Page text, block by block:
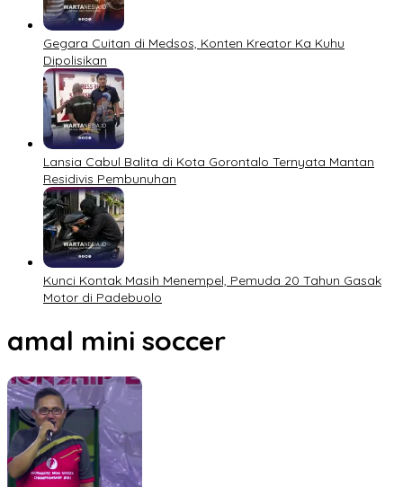
Gegara Cuitan di Medsos, Konten Kreator Ka Kuhu
Dipolisikan
Lansia Cabul Balita di Kota Gorontalo Ternyata Mantan
Residivis Pembunuhan
Kunci Kontak Masih Menempel, Pemuda 20 Tahun Gasak
Motor di Padebuolo
amal mini soccer